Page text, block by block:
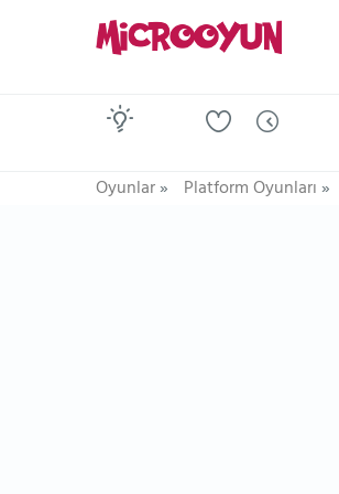
Oyunlar» Platform Oyunları»